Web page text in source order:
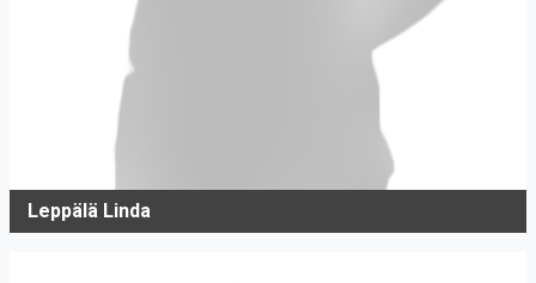
Leppälä Linda